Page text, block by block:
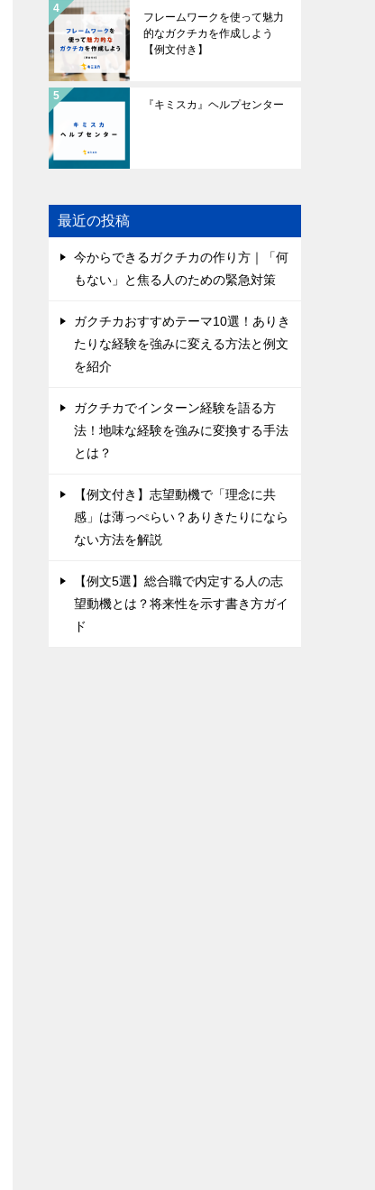
フレームワークを使って魅力
的なガクチカを作成しよう
【例文付き】
『キミスカ』ヘルプセンター
最近の投稿
今からできるガクチカの作り方｜「何
もない」と焦る人のための緊急対策
ガクチカおすすめテーマ10選！ありき
たりな経験を強みに変える方法と例文
を紹介
ガクチカでインターン経験を語る方
法！地味な経験を強みに変換する手法
とは？
【例文付き】志望動機で「理念に共
感」は薄っぺらい？ありきたりになら
ない方法を解説
【例文5選】総合職で内定する人の志
望動機とは？将来性を示す書き方ガイ
ド